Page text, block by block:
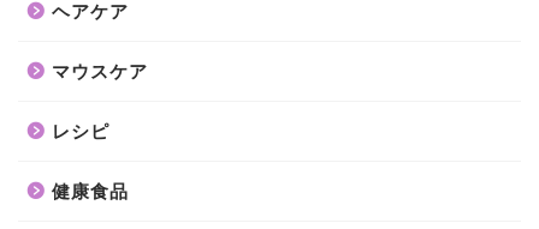
ヘアケア
マウスケア
レシピ
健康食品